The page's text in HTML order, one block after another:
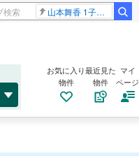
山本舞香 1子出産
お気に入り
物件
最近見た
物件
マイ
ページ